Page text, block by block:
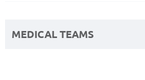
MEDICAL TEAMS